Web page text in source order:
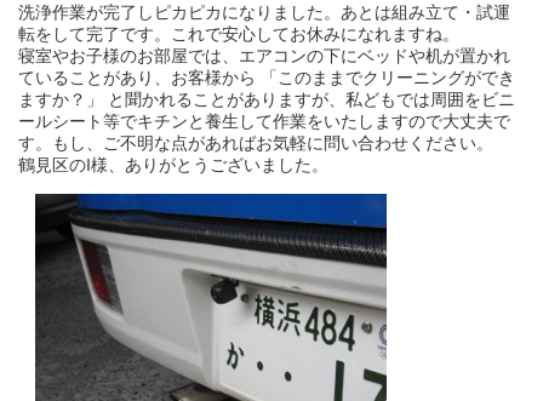
洗浄作業が完了しピカピカになりました。あとは組み立て・試運
転をして完了です。これで安心してお休みになれますね。
寝室やお子様のお部屋では、エアコンの下にベッドや机が置かれ
ていることがあり、お客様から 「このままでクリーニングができ
ますか？」 と聞かれることがありますが、私どもでは周囲をビニ
ールシート等でキチンと養生して作業をいたしますので大丈夫で
す。もし、ご不明な点があればお気軽に問い合わせください。
鶴見区のI様、ありがとうございました。